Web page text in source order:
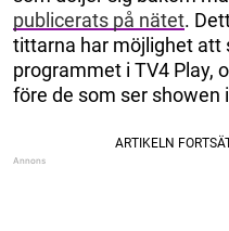
publicerats på nätet.
tittarna har möjlighet att
programmet i TV4 Play,
före de som ser showen